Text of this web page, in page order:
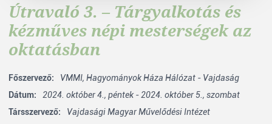
Útravaló 3. – Tárgyalkotás és
kézműves népi mesterségek az
oktatásban
Főszervező: VMMI, Hagyományok Háza Hálózat - Vajdaság
Dátum:
2024. október 4., péntek - 2024. október 5., szombat
Társszervező:
Vajdasági Magyar Művelődési Intézet